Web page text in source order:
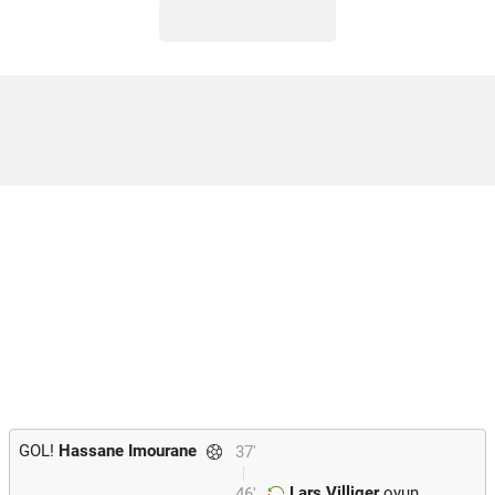
37'
GOL! Hassane Imourane